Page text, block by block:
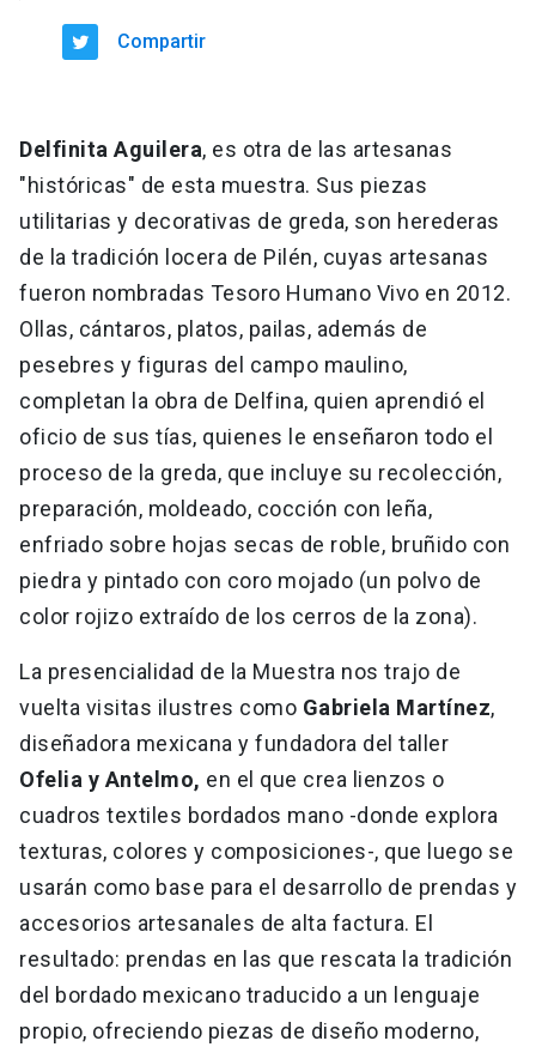
Compartir
Delfinita Aguilera, es otra de las artesanas
"históricas" de esta muestra. Sus piezas
utilitarias y decorativas de greda, son herederas
de la tradición locera de Pilén, cuyas artesanas
fueron nombradas Tesoro Humano Vivo en 2012.
Ollas, cántaros, platos, pailas, además de
pesebres y figuras del campo maulino,
completan la obra de Delfina, quien aprendió el
oficio de sus tías, quienes le enseñaron todo el
proceso de la greda, que incluye su recolección,
preparación, moldeado, cocción con leña,
enfriado sobre hojas secas de roble, bruñido con
piedra y pintado con coro mojado (un polvo de
color rojizo extraído de los cerros de la zona).
La presencialidad de la Muestra nos trajo de
vuelta visitas ilustres como Gabriela Martínez,
diseñadora mexicana y fundadora del taller
Ofelia y Antelmo, en el que crea lienzos o
cuadros textiles bordados mano -donde explora
texturas, colores y composiciones-, que luego se
usarán como base para el desarrollo de prendas y
accesorios artesanales de alta factura. El
resultado: prendas en las que rescata la tradición
del bordado mexicano traducido a un lenguaje
propio, ofreciendo piezas de diseño moderno,